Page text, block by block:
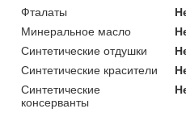
Фталаты
Минеральное масло
Синтетические отдушки
Синтетические красители
Синтетические
консерванты